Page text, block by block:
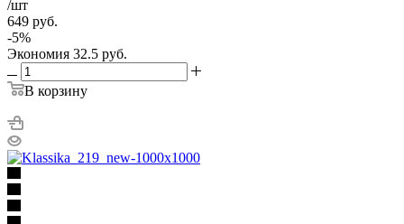
/шт
649 руб.
-5%
Экономия 32.5 руб.
В корзину